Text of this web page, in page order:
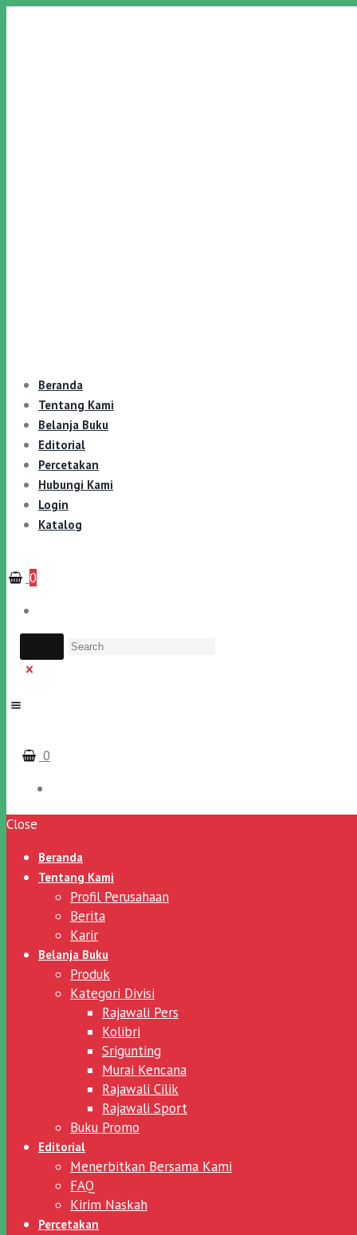
Beranda
Tentang Kami
Belanja Buku
Editorial
Percetakan
Hubungi Kami
Login
Katalog
0
0
Close
Beranda
Tentang Kami
Profil Perusahaan
Berita
Karir
Belanja Buku
Produk
Kategori Divisi
Rajawali Pers
Kolibri
Srigunting
Murai Kencana
Rajawali Cilik
Rajawali Sport
Buku Promo
Editorial
Menerbitkan Bersama Kami
FAQ
Kirim Naskah
Percetakan